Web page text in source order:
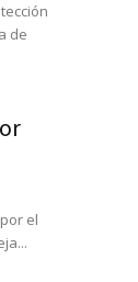
de
el